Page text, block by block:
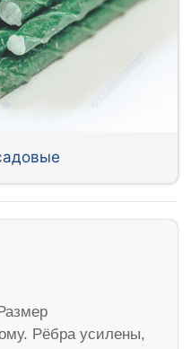
Рёбра усилены,